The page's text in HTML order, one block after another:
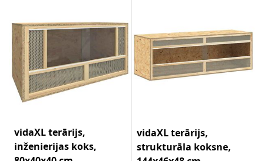
vidaXL terārijs,
inženierijas koks,
vidaXL terārijs,
strukturāla koksne,